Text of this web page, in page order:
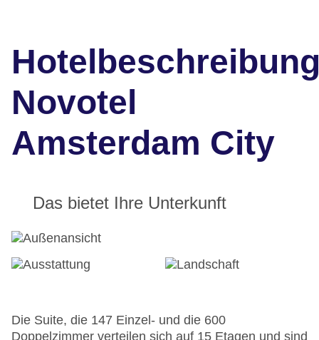
Novotel
Amsterdam City
Das bietet Ihre Unterkunft
Die Suite, die 147 Einzel- und die 600
Doppelzimmer verteilen sich auf 15 Etagen und sind